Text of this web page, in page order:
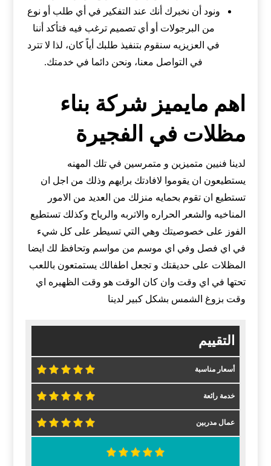
ونود أن نخبرك أنك عند التفكير في أي طلب أو نوع
من البرجولات أو أي تصميم ترغب فيه فتأكد أننا
في العزيزيه سنقوم بتنفيذ طلبك أياً كان، لذا لا تترد
في التواصل معنا، ونحن دائما في خدمتك.
اهم مايميز شركة بناء
مظلات في الفجيرة
لدينا فنيين متميزين و متمرسين في تلك المهنه
يستطيعون ان يقوموا لافادتك برايهم وذلك من اجل ان
تستطيع ان تقوم بحمايه منزلك من العديد من الامور
المناخيه والشعر الحراره والاتربه والرياح وكذلك تستطيع
الفوز على خصوصيتك وهي التي تسيطر على كل شيء
في اي فصل وفي اي موسم من مواسم وتحافظ لك ايضا
المظلات على حديقتك و تجعل اطفالك يستمتعون باللعب
تحتها في اي وقت وان كان الوقت هو وقت الظهيره اي
وقت بزوغ الشمس بشكل كبير لدينا
التقييم
أسعار مناسبة
خدمة رائعة
عمال مدربين